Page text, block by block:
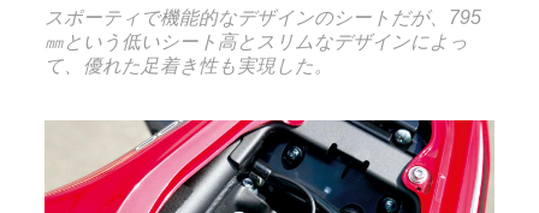
スポーティで機能的なデザインのシートだが、795
㎜という低いシート高とスリムなデザインによっ
て、優れた足着き性も実現した。